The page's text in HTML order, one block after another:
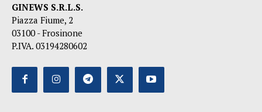
GINEWS S.R.L.S.
Piazza Fiume, 2
03100 - Frosinone
P.IVA. 03194280602